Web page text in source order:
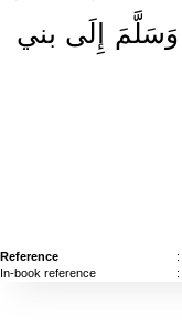
إِلَى بني
Reference :
In-book reference